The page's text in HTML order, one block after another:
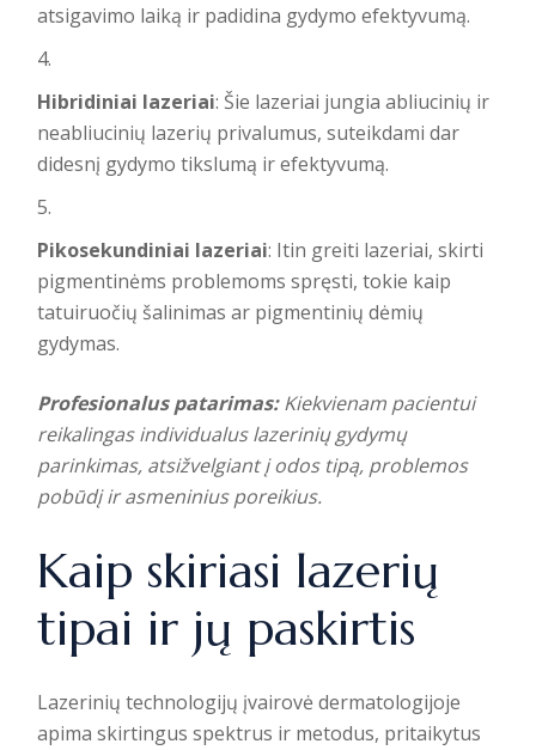
atsigavimo laiką ir padidina gydymo efektyvumą.
Hibridiniai lazeriai: Šie lazeriai jungia abliucinių ir
neabliucinių lazerių privalumus, suteikdami dar
didesnį gydymo tikslumą ir efektyvumą.
Pikosekundiniai lazeriai: Itin greiti lazeriai, skirti
pigmentinėms problemoms spręsti, tokie kaip
tatuiruočių šalinimas ar pigmentinių dėmių
gydymas.
Profesionalus patarimas: Kiekvienam pacientui
reikalingas individualus lazerinių gydymų
parinkimas, atsižvelgiant į odos tipą, problemos
pobūdį ir asmeninius poreikius.
Kaip skiriasi lazerių
tipai ir jų paskirtis
Lazerinių technologijų įvairovė dermatologijoje
apima skirtingus spektrus ir metodus, pritaikytus